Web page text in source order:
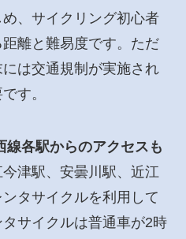
、サイクリング初心者
離と難易度です。ただ
は交通規制が実施され
す。
線各駅からのアクセスも
津駅、安曇川駅、近江
タサイクルを利用して
サイクルは普通車が2時